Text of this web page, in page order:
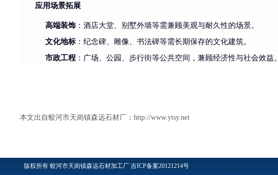
应用场景拓展
高端装饰 ：酒店大堂、别墅外墙等需兼顾美观与耐久性的场景。
文化地标：纪念碑、雕像、书法碑等需长期保存的文化建筑。
市政工程 ：广场、公园、步行街等公共空间，兼顾经济性与社会效益。
本文出自蛟河市天岗镇森远石材厂： http://www.ytsy.net
版权所有 蛟河市天岗镇森远石材加工厂吉ICP备案20121214号